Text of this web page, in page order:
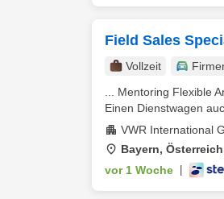
Field Sales
Vollzeit
... Mentoring Flexible
Einen Dienstwagen
VWR International
Bayern,
vor 1 Woche